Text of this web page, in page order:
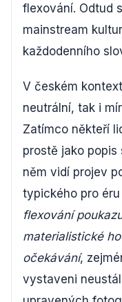
flexování. Odtud
mainstream
každodenního
V českém
neutrální, tak i
Zatímco někteří
prostě jako
něm vidí projev
typického pro
flexování
materialistické
očekávání,
vystaveni